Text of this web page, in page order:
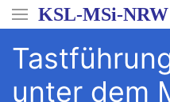
Direkt
zum
Inhalt
KSL-MSi-NRW
unter dem